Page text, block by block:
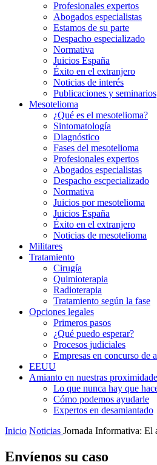
Profesionales expertos
Abogados especialistas
Estamos de su parte
Despacho especializado
Normativa
Juicios España
Éxito en el extranjero
Noticias de interés
Publicaciones y seminarios
Mesotelioma
¿Qué es el mesotelioma?
Sintomatología
Diagnóstico
Fases del mesotelioma
Profesionales expertos
Abogados especialistas
Despacho escpecializado
Normativa
Juicios por mesotelioma
Juicios España
Éxito en el extranjero
Noticias de mesotelioma
Militares
Tratamiento
Cirugía
Quimioterapia
Radioterapia
Tratamiento según la fase
Opciones legales
Primeros pasos
¿Qué puedo esperar?
Procesos judiciales
Empresas en concurso de
EEUU
Amianto en nuestras
Lo que nunca hay que
Cómo podemos ayudarle
Expertos en desamiantado
Inicio Noticias Jornada Informativa: El
Envíenos su caso